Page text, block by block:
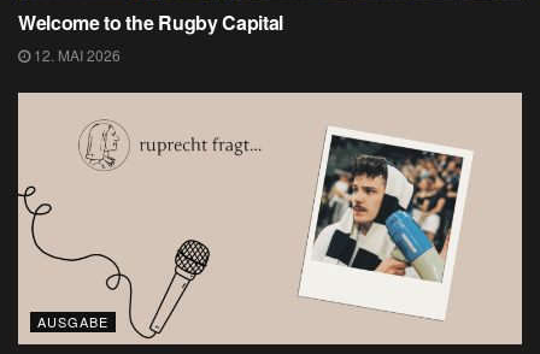
Welcome to the Rugby Capital
12. MAI 2026
AUSGABE